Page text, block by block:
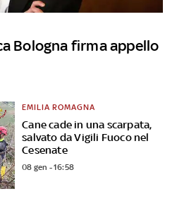
Bologna firma appello
Cane cade in una scarpata,
salvato da Vigili Fuoco nel
Cesenate
EMILIA ROMAGNA
08 gen - 16:58